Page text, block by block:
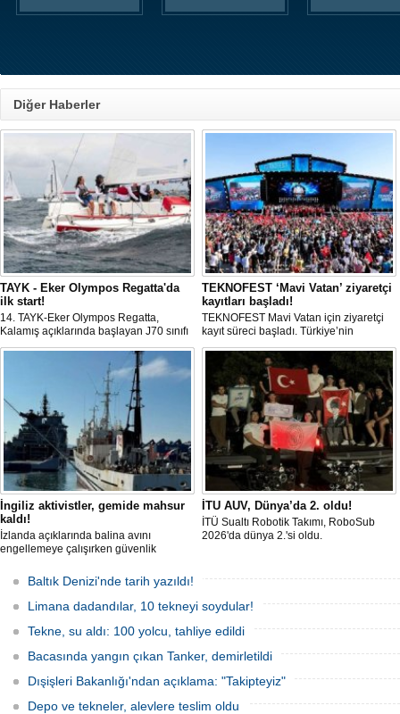
Diğer Haberler
TAYK - Eker Olympos Regatta'da
ilk start!
14. TAYK-Eker Olympos Regatta,
Kalamış açıklarında başlayan J70 sınıfı
yarışlarıyla ilk startını verdi. İstanbul'u 10
gün boyunca yelken coşkusuyla
buluşturacak organizasyonun ilk
gününde 9 tekne rüzgârla buluştu.
TEKNOFEST ‘Mavi Vatan’ ziyaretçi
kayıtları başladı!
TEKNOFEST Mavi Vatan için ziyaretçi
kayıt süreci başladı. Türkiye’nin
denizcilik ve savunma teknolojilerine
odaklanan etkinliği, 20-23 Ağustos
tarihleri arasında Gölcük Tersanesi
Komutanlığı’nda gerçekleştirilecek.
İngiliz aktivistler, gemide mahsur
kaldı!
İzlanda açıklarında balina avını
engellemeye çalışırken güvenlik
protesto gemisindeki 21 çevre aktivisti,
günlerdir gemiden çıkmalarına izin
verilmediğini ve temel haklarının ihlal
edildiğini öne sürdü. Mürettebatta iki
Britanyalı aktivist de bulunuyor.
İTU AUV, Dünya’da 2. oldu!
İTÜ Sualtı Robotik Takımı, RoboSub
2026'da dünya 2.'si oldu.
Baltık Denizi'nde tarih yazıldı!
Limana dadandılar, 10 tekneyi soydular!
Tekne, su aldı: 100 yolcu, tahliye edildi
Bacasında yangın çıkan Tanker, demirletildi
Dışişleri Bakanlığı'ndan açıklama: "Takipteyiz"
Depo ve tekneler, alevlere teslim oldu